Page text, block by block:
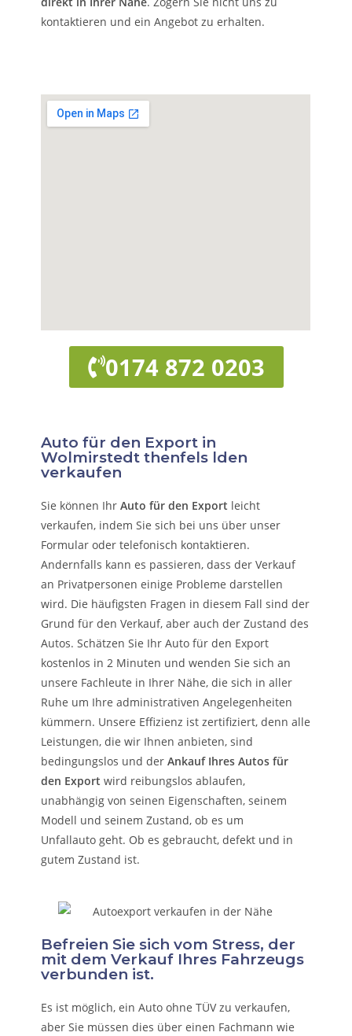
kontaktieren und ein Angebot zu erhalten.
0174 872 0203
Auto für den Export in
Wolmirstedt thenfels lden
verkaufen
Sie können IhrAuto für den Export leicht
verkaufen, indem Sie sich bei uns über unser
Formular oder telefonisch kontaktieren.
Andernfalls kann es passieren, dass der Verkauf
an Privatpersonen einige Probleme darstellen
wird. Die häufigsten Fragen in diesem Fall sind der
Grund für den Verkauf, aber auch der Zustand des
Autos. Schätzen Sie Ihr Auto für den Export
kostenlos in 2 Minuten und wenden Sie sich an
unsere Fachleute in Ihrer Nähe, die sich in aller
Ruhe um Ihre administrativen Angelegenheiten
kümmern. Unsere Effizienz ist zertifiziert, denn alle
Leistungen, die wir Ihnen anbieten, sind
bedingungslos und derAnkauf Ihres Autos für
den Export wird reibungslos ablaufen,
unabhängig von seinen Eigenschaften, seinem
Modell und seinem Zustand, ob es um
Unfallauto geht. Ob es gebraucht, defekt und in
gutem Zustand ist.
Befreien Sie sich vom Stress, der
mit dem Verkauf Ihres Fahrzeugs
verbunden ist.
Es ist möglich, ein Auto ohne TÜV zu verkaufen,
aber Sie müssen dies über einen Fachmann wie